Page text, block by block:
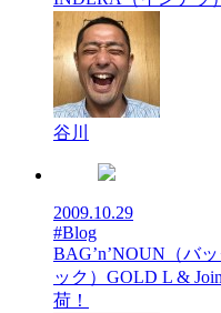
谷川
2009.10.29
#Blog
BAG’n’NOUN（バ
ック）GOLD L &
荷！